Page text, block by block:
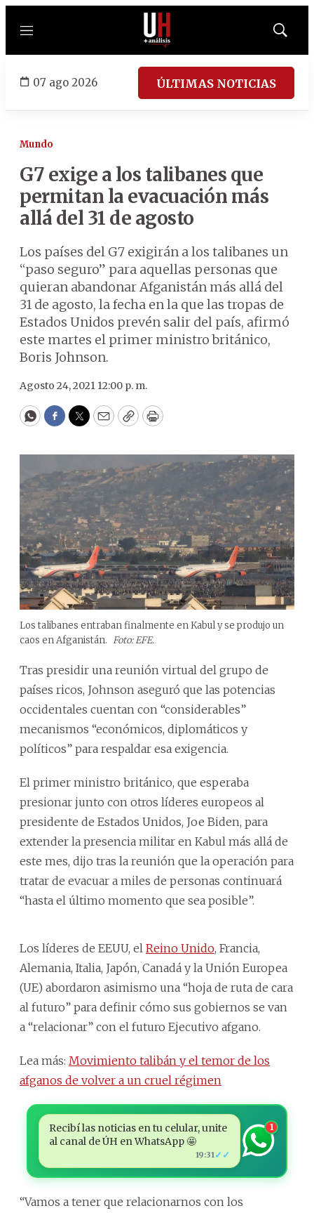
Menú
Mostrar
07 ago 2026 ÚLTIMAS NOTICIAS
Mundo
G7 exige a los talibanes que
permitan la evacuación más
allá del 31 de agosto
Los países del G7 exigirán a los talibanes un
“paso seguro” para aquellas personas que
quieran abandonar Afganistán más allá del
31 de agosto, la fecha en la que las tropas de
Estados Unidos prevén salir del país, afirmó
este martes el primer ministro británico,
Boris Johnson.
Agosto 24, 2021 12:00 p. m.
WhatsApp
Facebook
Twitter
EmailCopyPrint
Los talibanes entraban finalmente en Kabul y se produjo un
caos en Afganistán. Foto: EFE.
Tras presidir una reunión virtual del grupo de
países ricos, Johnson aseguró que las potencias
occidentales cuentan con “considerables”
mecanismos “económicos, diplomáticos y
políticos” para respaldar esa exigencia.
El primer ministro británico, que esperaba
presionar junto con otros líderes europeos al
presidente de Estados Unidos, Joe Biden, para
extender la presencia militar en Kabul más allá de
este mes, dijo tras la reunión que la operación para
tratar de evacuar a miles de personas continuará
“hasta el último momento que sea posible”.
Los líderes de EEUU, el Reino Unido, Francia,
Alemania, Italia, Japón, Canadá y la Unión Europea
(UE) abordaron asimismo una “hoja de ruta de cara
al futuro” para definir cómo sus gobiernos se van
a “relacionar” con el futuro Ejecutivo afgano.
Lea más: Movimiento talibán y el temor de los
afganos de volver a un cruel régimen
Recibí las noticias en tu celular, unite
al canal de ÚH en WhatsApp 🤩
19:31 ✓✓
1
“Vamos a tener que relacionarnos con los